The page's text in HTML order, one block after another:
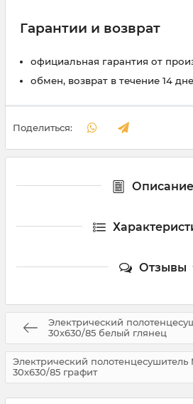
Гарантии и возврат
официальная гарантия от
обмен, возврат в течение 14
Поделиться:
Описание
Отзывы
Электрический
30х630/85 белый глянец
Электрический полотенцесушитель
30х630/85 графит